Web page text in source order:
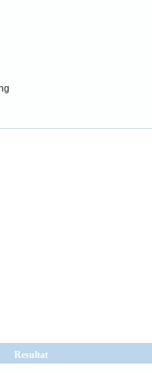
Resultat